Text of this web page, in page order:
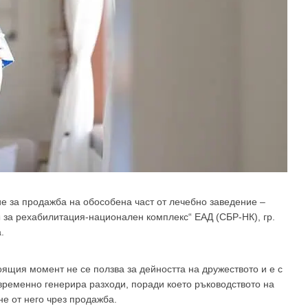
за продажба на обособена част от лечебно заведение –
рехабилитация-национален комплекс“ ЕАД (СБР-НК), гр.
момент не се ползва за дейността на дружеството и е с
генерира разходи, поради което ръководството на
от него чрез продажба.
GPNews
да виждате специализирано медицинско съдържание